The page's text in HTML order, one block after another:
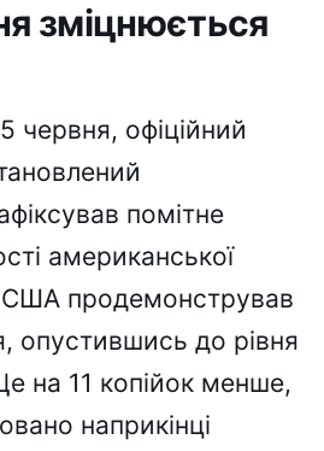
зміцнюється
червня, офіційний
помітне
американської
продемонстрував
опустившись до рівня
на 11 копійок менше,
наприкінці